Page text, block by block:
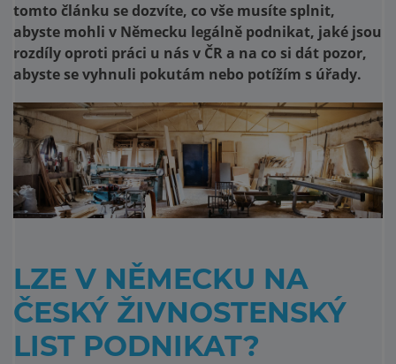
tomto článku se dozvíte, co vše musíte splnit,
abyste mohli v Německu legálně podnikat, jaké jsou
rozdíly oproti práci u nás v ČR a na co si dát pozor,
abyste se vyhnuli pokutám nebo potížím s úřady.
LZE V NĚMECKU NA
ČESKÝ ŽIVNOSTENSKÝ
LIST PODNIKAT?